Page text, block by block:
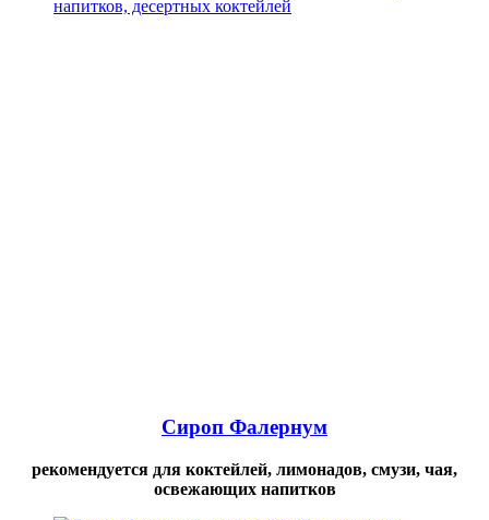
Сироп Фалернум
рекомендуется для коктейлей, лимонадов, смузи, чая,
освежающих напитков